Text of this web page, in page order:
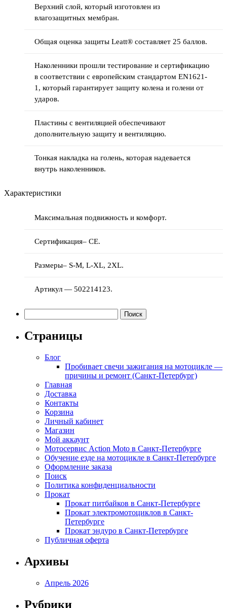
Верхний слой, который изготовлен из
влагозащитных мембран.
Общая оценка защиты Leatt® составляет 25 баллов.
Наколенники прошли тестирование и сертификацию
в соответствии с европейским стандартом EN1621-
1, который гарантирует защиту колена и голени от
ударов.
Пластины с вентиляцией обеспечивают
дополнительную защиту и вентиляцию.
Тонкая накладка на голень, которая надевается
внутрь наколенников.
Характеристики
Максимальная подвижность и комфорт.
Сертификация– CE.
Размеры– S-M, L-XL, 2XL.
Артикул — 502214123.
Страницы
Блог
Пробивает свечи зажигания на мотоцикле —
причины и ремонт (Санкт-Петербург)
Главная
Доставка
Контакты
Корзина
Личный кабинет
Магазин
Мой аккаунт
Мотосервис Action Moto в Санкт-Петербурге
Обучение езде на мотоцикле в Санкт-Петербурге
Оформление заказа
Поиск
Политика конфиденциальности
Прокат
Прокат питбайков в Санкт-Петербурге
Прокат электромотоциклов в Санкт-
Петербурге
Прокат эндуро в Санкт-Петербурге
Публичная оферта
Архивы
Апрель 2026
Рубрики